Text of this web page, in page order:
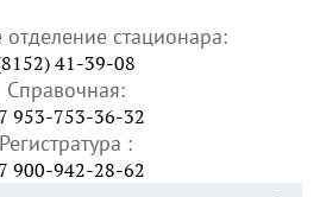
стационара:
41-39-08
Справочная:
953-753-36-32
Регистратура :
900-942-28-62